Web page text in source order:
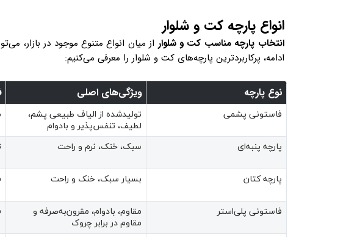
انواع پارچه کت و شلوار
انتخاب پارچه مناسب کت و شلوار از میان انواع متنوع موجود در بازار،
ادامه، پرکاربردترین پارچه‌های کت و شلوار را معرفی می‌کنیم:
نوع پارچه ویژگی‌های اصلی
فاستونی پشمی
تولیدشده از الیاف طبیعی پشم،
لطیف، تنفس‌پذیر و بادوام
پارچه پنبه‌ای
سبک، خنک، نرم و راحت
پارچه کتان
بسیار سبک، خنک و راحت
فاستونی پلی‌استر
مقاوم، بادوام، مقرون‌به‌صرفه و
مقاوم در برابر چروک